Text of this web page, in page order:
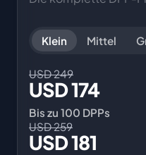
Klein Mittel
USD 249
USD 174
Bis zu 100 DPPs
USD 259
USD 181